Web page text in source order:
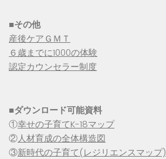
■その他
産後ケアＧＭＴ
６歳までに1000の体験
認定カウンセラー制度
■ダウンロード可能資料
①幸せの子育てK-18マップ
②人材育成の全体構造図
③新時代の子育て(レジリエンスマップ)